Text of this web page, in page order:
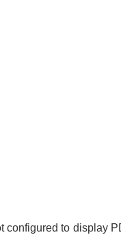
configured to display